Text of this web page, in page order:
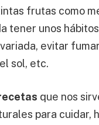
frutas como
tener unos
evitar
sol, etc.
que nos
para cuidar,